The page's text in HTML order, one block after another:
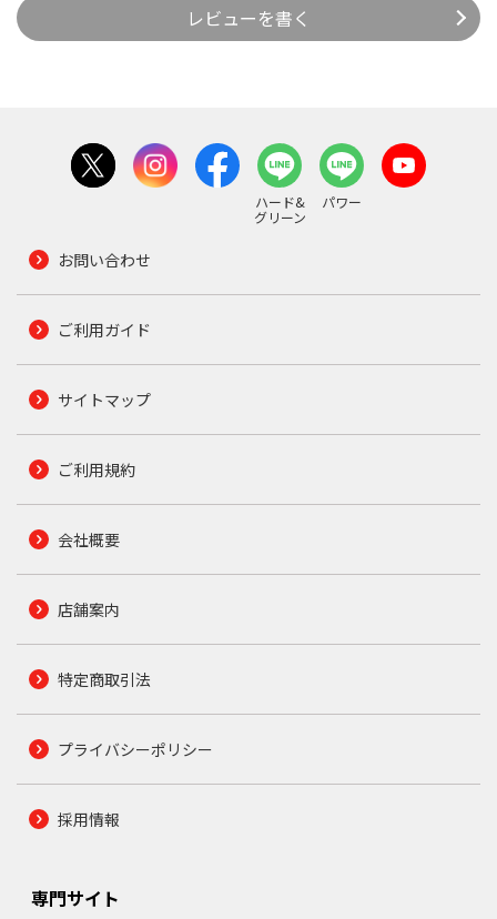
レビューを書く
ハード&
グリーン
パワー
お問い合わせ
ご利用ガイド
サイトマップ
ご利用規約
会社概要
店舗案内
特定商取引法
プライバシーポリシー
採用情報
専門サイト